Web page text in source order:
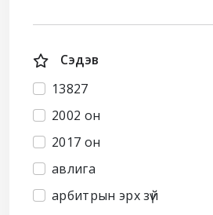
Сэдэв
13827
2002 он
2017 он
авлига
арбитрын эрх зүй